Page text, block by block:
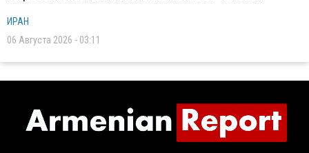
ИРАН
06 Августа 2026 - 03:11